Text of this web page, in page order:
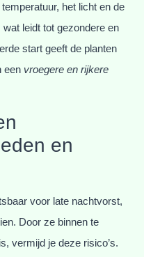
het licht en de
leidt tot gezondere en
start geeft de planten
een vroegere en rijkere
en
voor late nachtvorst,
Door ze binnen te
vermijd je deze risico’s.